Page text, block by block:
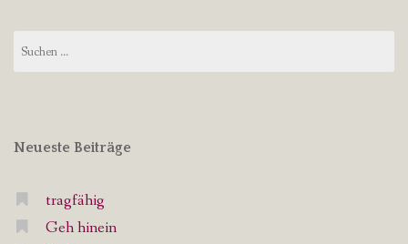
nach:
Neueste Beiträge
tragfähig
Geh hinein